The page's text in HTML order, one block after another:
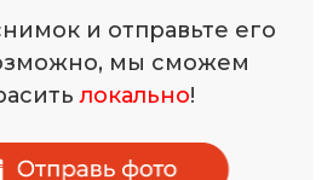
и отправьте его
мы сможем
локально!